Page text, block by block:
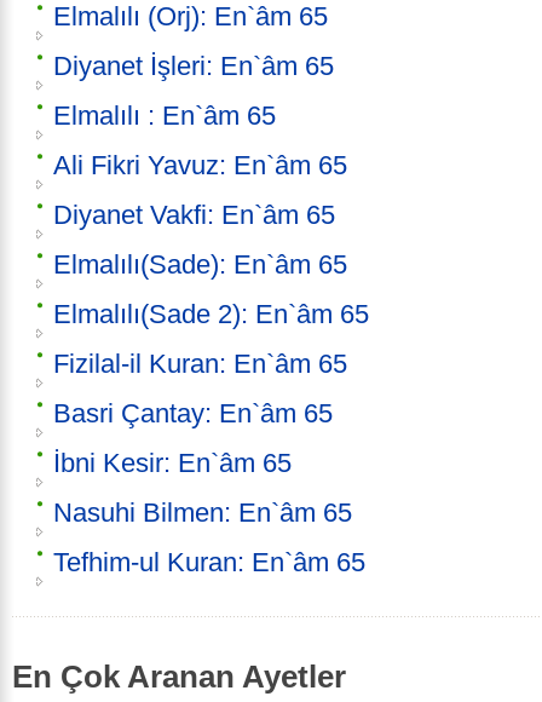
Elmalılı (Orj): En`âm 65
Diyanet İşleri: En`âm 65
Elmalılı : En`âm 65
Ali Fikri Yavuz: En`âm 65
Diyanet Vakfi: En`âm 65
Elmalılı(Sade): En`âm 65
Elmalılı(Sade 2): En`âm 65
Fizilal-il Kuran: En`âm 65
Basri Çantay: En`âm 65
İbni Kesir: En`âm 65
Nasuhi Bilmen: En`âm 65
Tefhim-ul Kuran: En`âm 65
En Çok Aranan Ayetler